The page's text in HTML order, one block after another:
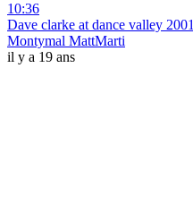
10:36
Dave clarke at dance valley 2001
Montymal MattMarti
il y a 19 ans